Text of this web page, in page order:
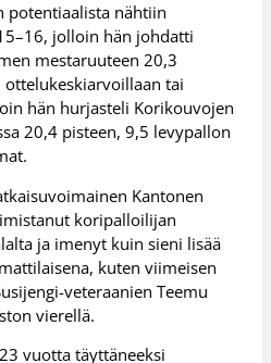
potentiaalista nähtiin
jolloin hän johdatti
mestaruuteen 20,3
tai
hän hurjasteli Korikouvojen
20,4 pisteen, 9,5 levypallon
Kantonen
koripalloilijan
ja imenyt kuin sieni lisää
kuten viimeisen
veteraanien Teemu
vierellä.
vuotta täyttäneeksi